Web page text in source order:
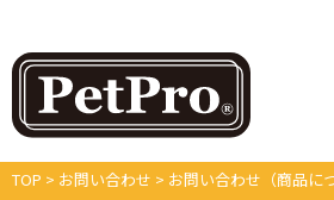
TOP > お問い合わせ > お問い合わせ（商品に